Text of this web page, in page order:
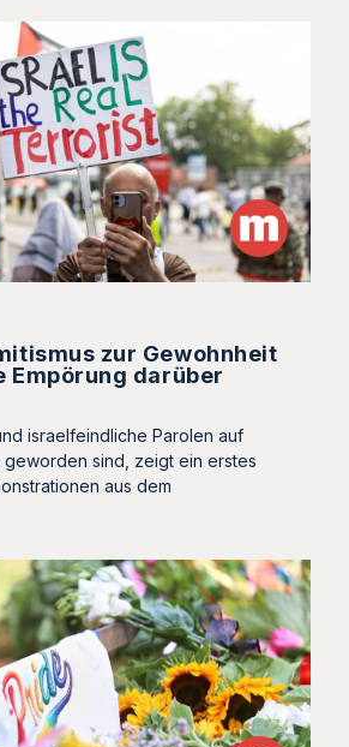
zur Gewohnheit
Empörung darüber
israelfeindliche Parolen auf
sind, zeigt ein erstes
aus dem